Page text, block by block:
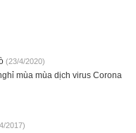
(23/4/2020)
mùa mùa dịch virus Corona
2017)